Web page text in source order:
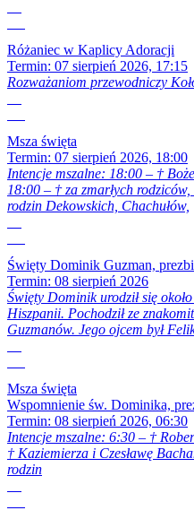
Różaniec w Kaplicy Adoracji
Termin: 07 sierpień 2026, 17:15
Rozważaniom przewodniczy
Msza święta
Termin: 07 sierpień 2026, 18:00
Intencje mszalne: 18:00 – †
18:00 – † za zmarłych
rodzin Dekowskich, Chachułów,
Święty Dominik Guzman,
Termin: 08 sierpień 2026
Święty Dominik urodził się
Hiszpanii. Pochodził ze
Guzmanów. Jego ojcem był
Msza święta
Wspomnienie św. Dominika,
Termin: 08 sierpień 2026, 06:30
Intencje mszalne: 6:30 – †
† Kaziemierza i Czesławę
rodzin